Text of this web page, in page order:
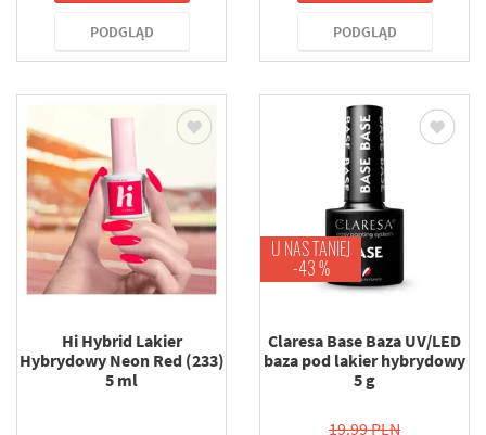
PODGLĄD PODGLĄD
Hi Hybrid Lakier
Hybrydowy Neon Red (233)
5 ml
U NAS TANIEJ
-43 %
Claresa Base Baza UV/LED
baza pod lakier hybrydowy
5 g
19.99 PLN